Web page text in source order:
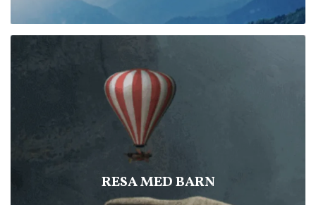
RESA MED BARN